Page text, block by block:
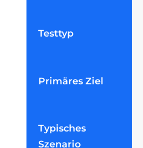
Testtyp
Primäres Ziel
Typisches
Szenario